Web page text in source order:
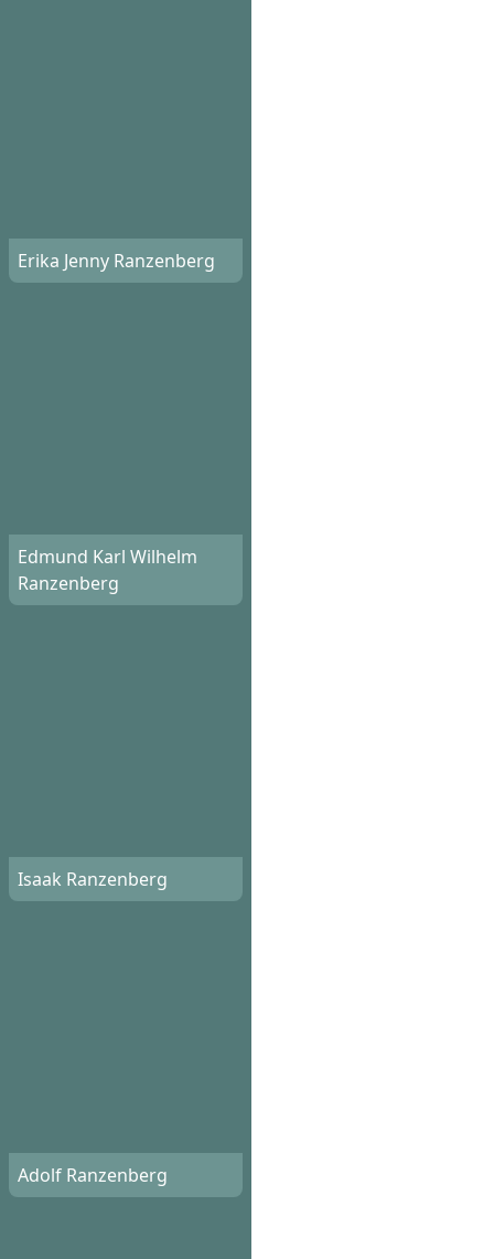
Erika Jenny Ranzenberg
Edmund Karl Wilhelm
Ranzenberg
Isaak Ranzenberg
Adolf Ranzenberg